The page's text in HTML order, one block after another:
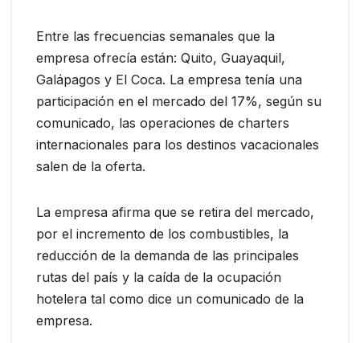
Entre las frecuencias semanales que la
empresa ofrecía están: Quito, Guayaquil,
Galápagos y El Coca. La empresa tenía una
participación en el mercado del 17%, según su
comunicado, las operaciones de charters
internacionales para los destinos vacacionales
salen de la oferta.
La empresa afirma que se retira del mercado,
por el incremento de los combustibles, la
reducción de la demanda de las principales
rutas del país y la caída de la ocupación
hotelera tal como dice un comunicado de la
empresa.